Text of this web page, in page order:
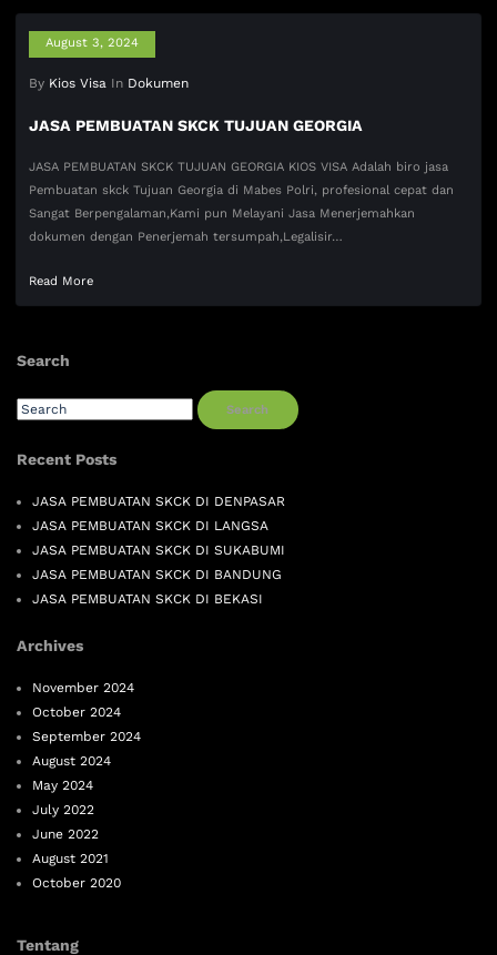
August 3, 2024
By Kios Visa In Dokumen
JASA PEMBUATAN SKCK TUJUAN GEORGIA
JASA PEMBUATAN SKCK TUJUAN GEORGIA KIOS VISA Adalah biro jasa
Pembuatan skck Tujuan Georgia di Mabes Polri, profesional cepat dan
Sangat Berpengalaman,Kami pun Melayani Jasa Menerjemahkan
dokumen dengan Penerjemah tersumpah,Legalisir…
Read More
Search
Search
Recent Posts
JASA PEMBUATAN SKCK DI DENPASAR
JASA PEMBUATAN SKCK DI LANGSA
JASA PEMBUATAN SKCK DI SUKABUMI
JASA PEMBUATAN SKCK DI BANDUNG
JASA PEMBUATAN SKCK DI BEKASI
Archives
November 2024
October 2024
September 2024
August 2024
May 2024
July 2022
June 2022
August 2021
October 2020
Tentang